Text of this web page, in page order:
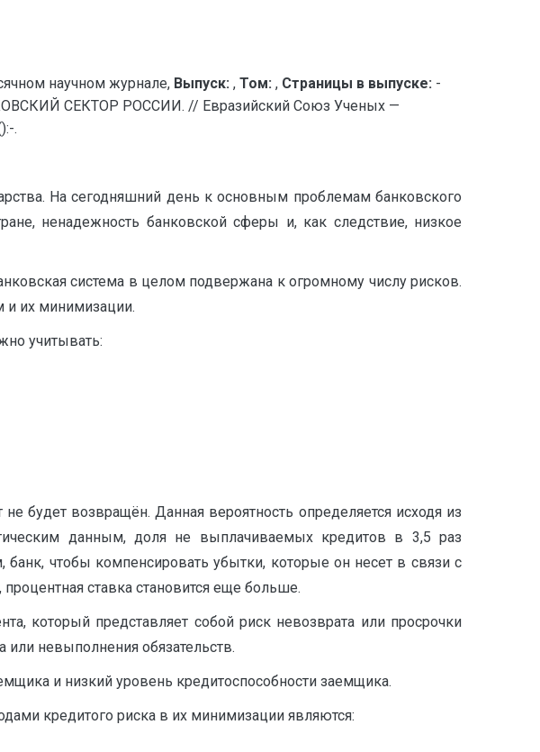
научном журнале, Выпуск: , Том: , Страницы в выпуске: -
СЕКТОР РОССИИ. // Евразийский Союз Ученых —
.
На сегодняшний день к основным проблемам банковского
ненадежность банковской сферы и, как следствие, низкое
система в целом подвержана к огромному числу рисков.
и их минимизации.
учитывать:
будет возвращён. Данная вероятность определяется исходя из
данным, доля не выплачиваемых кредитов в 3,5 раз
чтобы компенсировать убытки, которые он несет в связи с
ставка становится еще больше.
который представляет собой риск невозврата или просрочки
невыполнения обязательств.
и низкий уровень кредитоспособности заемщика.
кредитого риска в их минимизации являются: